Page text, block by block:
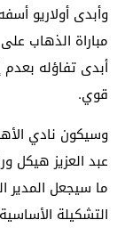
وأبدى أولاريو
مباراة الذهاب
أبدى تفاؤله
قوي.
وسيكون نادي
عبد العزيز هيكل
ما سيجعل المدير
التشكيلة